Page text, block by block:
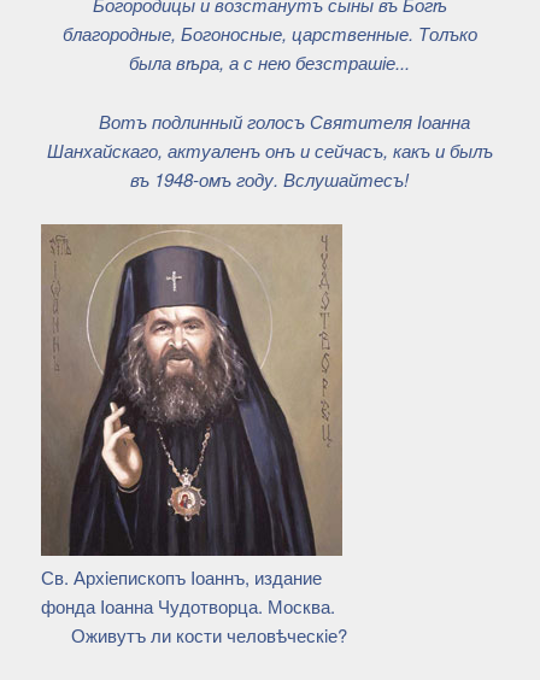
благородные, Богоносные, царственные. Толъко
была вѣра, а с нею безстрашіе...
Вотъ подлинный голосъ Святителя Іоанна
Шанхайскаго, актуаленъ онъ и сейчасъ, какъ и былъ
въ 1948-омъ году. Вслушайтесъ!
Св. Архiепископъ Iоаннъ, издание
фонда Iоанна Чудотворца. Москва.
Оживутъ ли кости человѣческiе?